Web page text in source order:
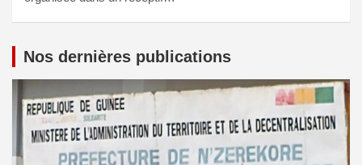
Nos dernières publications